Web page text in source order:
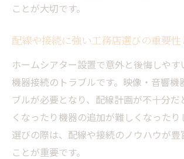
ことが大切です。
配線や接続に強い工務店選びの重要性
ホームシアター設置で意外と後悔しやす
機器接続のトラブルです。映像・音響機
ブルが必要となり、配線計画が不十分だ
くなったり機器の追加が難しくなったり
選びの際は、配線や接続のノウハウが
ことが重要です。